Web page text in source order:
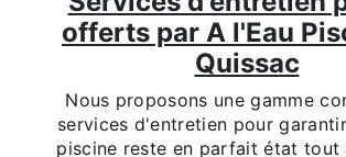
offerts par A l'Eau
Quissac
Nous proposons une gamme
services d'entretien pour
piscine reste en parfait état tout